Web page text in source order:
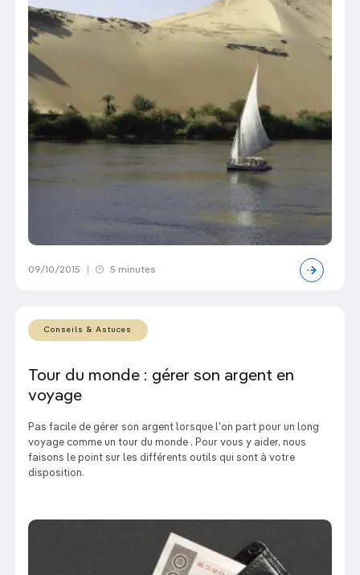
09/10/2015 5 minutes
Conseils & Astuces
Tour du monde : gérer son argent en
voyage
Pas facile de gérer son argent lorsque l'on part pour un long
voyage comme un tour du monde . Pour vous y aider, nous
faisons le point sur les différents outils qui sont à votre
disposition.